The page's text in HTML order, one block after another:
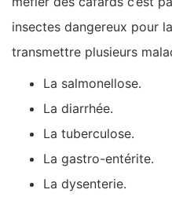
insectes dangereux pour
transmettre plusieurs
La salmonellose.
La diarrhée.
La tuberculose.
La gastro-entérite.
La dysenterie.